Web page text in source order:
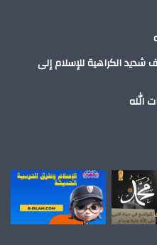
الكراهية للإسلام إلى
الله